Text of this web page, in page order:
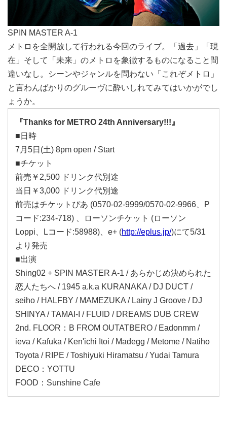
SPIN MASTER A-1
メトロを全開放して行われる今回のライブ。「過去」「現
在」そして「未来」のメトロを象徴するものになること間
違いなし。シーンやジャンルを問わない「これぞメトロ」
と言わんばかりのグルーヴに酔いしれてみてはいかがでし
ょうか。
『Thanks for METRO 24th Anniversary!!!』
■日時
7月5日(土) 8pm open / Start
■チケット
前売￥2,500 ドリンク代別途
当日￥3,000 ドリンク代別途
前売はチケットぴあ (0570-02-9999/0570-02-9966、P
コード:234-718) 、ローソンチケット (ローソン
Loppi、Lコード:58988)、e+ (http://eplus.jp/)にて5/31
より発売
■出演
Shing02 + SPIN MASTER A-1 / あらかじめ決められた
恋人たちへ / 1945 a.k.a KURANAKA / DJ DUCT /
seiho / HALFBY / MAMEZUKA / Lainy J Groove / DJ
SHINYA / TAMAI-I / FLUID / DREAMS DUB CREW
2nd. FLOOR：B FROM OUTATBERO / Eadonmm /
ieva / Kafuka / Ken'ichi Itoi / Madegg / Metome / Natiho
Toyota / RIPE / Toshiyuki Hiramatsu / Yudai Tamura
DECO：YOTTU
FOOD：Sunshine Cafe